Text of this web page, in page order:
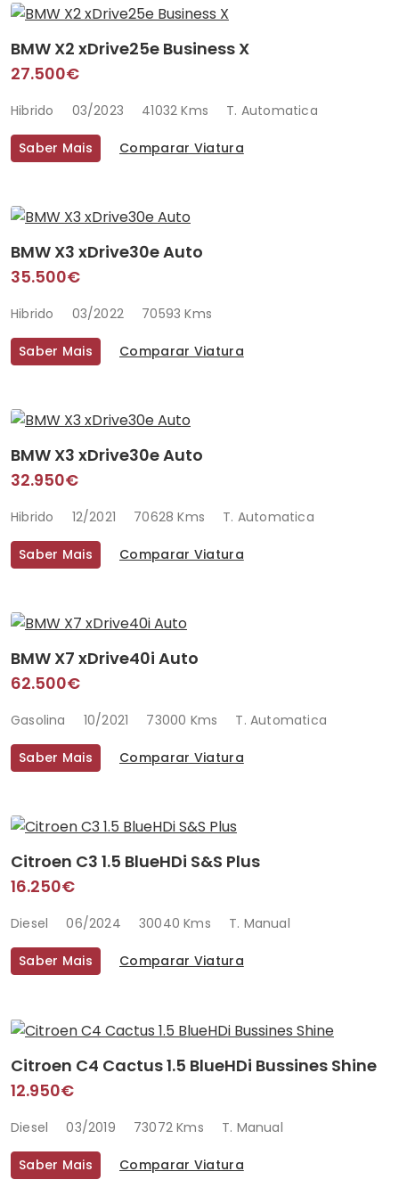
BMW X2 xDrive25e Business X
27.500€
Hibrido 03/2023 41032 Kms T. Automatica
Saber Mais Comparar Viatura
BMW X3 xDrive30e Auto
35.500€
Hibrido 03/2022 70593 Kms
Saber Mais Comparar Viatura
BMW X3 xDrive30e Auto
32.950€
Hibrido 12/2021 70628 Kms T. Automatica
Saber Mais Comparar Viatura
BMW X7 xDrive40i Auto
62.500€
Gasolina 10/2021 73000 Kms T. Automatica
Saber Mais Comparar Viatura
Citroen C3 1.5 BlueHDi S&S Plus
16.250€
Diesel 06/2024 30040 Kms T. Manual
Saber Mais Comparar Viatura
Citroen C4 Cactus 1.5 BlueHDi Bussines Shine
12.950€
Diesel 03/2019 73072 Kms T. Manual
Saber Mais Comparar Viatura